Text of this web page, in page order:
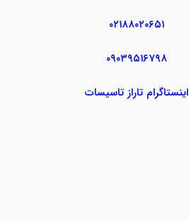
۰۲۱۸۸۰۲۰۶۵۱
۰۹۰۳۹۵۱۶۷۹۸
اینستاگرام تاراز تاسیسات